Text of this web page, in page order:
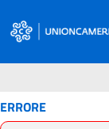
ERRORE